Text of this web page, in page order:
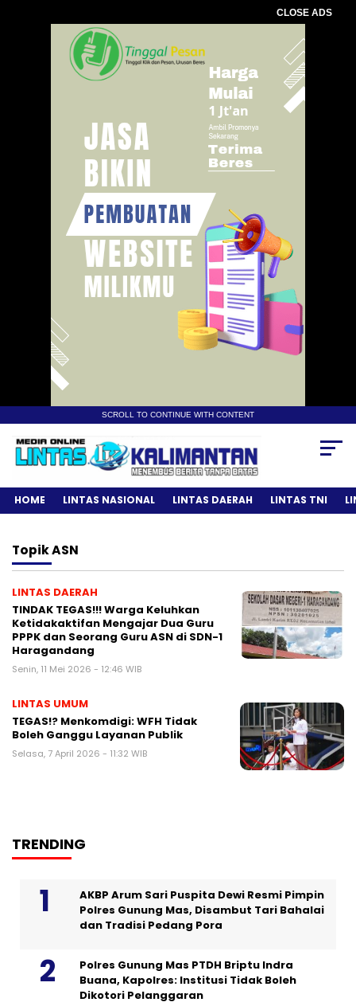
CLOSE ADS
SCROLL TO CONTINUE WITH CONTENT
HOME LINTAS NASIONAL LINTAS DAERAH LINTAS TNI
TopikASN
LINTAS DAERAH
TINDAK TEGAS!!! Warga Keluhkan
Ketidakaktifan Mengajar Dua Guru
PPPK dan Seorang Guru ASN di SDN-1
Haragandang
Senin, 11 Mei 2026 - 12:46 WIB
LINTAS UMUM
TEGAS!? Menkomdigi: WFH Tidak
Boleh Ganggu Layanan Publik
Selasa, 7 April 2026 - 11:32 WIB
TRENDING
AKBP Arum Sari Puspita Dewi Resmi Pimpin
Polres Gunung Mas, Disambut Tari Bahalai
dan Tradisi Pedang Pora
Polres Gunung Mas PTDH Briptu Indra
Buana, Kapolres: Institusi Tidak Boleh
Dikotori Pelanggaran